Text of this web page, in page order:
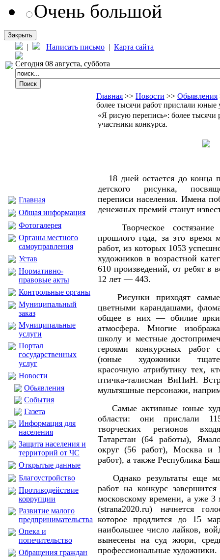
Очень большой
Закрыть
| Написать письмо | Карта сайта
Сегодня 08 августа, суббота
Главная
Общая информация
Фотогалерея
Органы местного
самоуправления
Устав
Нормативно-
правовые акты
Контрольные органы
Муниципальный
заказ
Муниципальные
услуги
Портал
государственных
услуг
Новости
Обьявления
События
Газета
Информация для
населения
Защита населения и
территорий от ЧС
Открытые данные
Благоустройство
Противодействие
коррупции
Развитие малого
предпринимательства
Опека и
попечительство
Обращения граждан
Главная >> Новости >> Обьявления
более тысячи работ прислали юные
«Я рисую перепись»: более
участники конкурса.
18 дней остается до конца
детского рисунка,
переписи населения. Имена
денежных премий станут
Творческое состязание
прошлого года, за это время
работ, из которых 1053
художников в возрастной
610 произведений, от ребят в
12 лет — 443.
Рисунки приходят самые
цветными карандашами,
общее в них — обилие
атмосфера. Многие
школу и местные
героями конкурсных работ
(юные художники
красочную атрибутику тех,
птичка-талисман ВиПиН.
мультяшные персонажи,
Самые активные юные
области: они прислали
творческих регионов
Татарстан (64 работы),
округ (56 работ), Москва и
работ), а также Республика
Однако результаты еще
работ на конкурс
московскому времени, а уже 3
(strana2020.ru) начнется
которое продлится до 15
наибольшее число лайков,
вынесены на суд жюри,
профессиональные художники.